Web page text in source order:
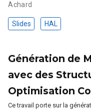
Achard
Slides HAL
Génération de
avec des
Optimisation
Ce travail porte sur la